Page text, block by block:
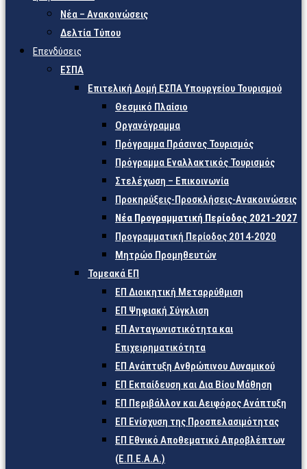
Νέα – Ανακοινώσεις
Δελτία Τύπου
Επενδύσεις
ΕΣΠΑ
Επιτελική Δομή ΕΣΠΑ Υπουργείου Τουρισμού
Θεσμικό Πλαίσιο
Οργανόγραμμα
Πρόγραμμα Πράσινος Τουρισμός
Πρόγραμμα Εναλλακτικός Τουρισμός
Στελέχωση – Επικοινωνία
Προκηρύξεις-Προσκλήσεις-Ανακοινώσεις
Νέα Προγραμματική Περίοδος 2021-2027
Προγραμματική Περίοδος 2014-2020
Μητρώο Προμηθευτών
Τομεακά ΕΠ
ΕΠ Διοικητική Μεταρρύθμιση
ΕΠ Ψηφιακή Σύγκλιση
ΕΠ Ανταγωνιστικότητα και
Επιχειρηματικότητα
ΕΠ Ανάπτυξη Ανθρώπινου Δυναμικού
ΕΠ Εκπαίδευση και Δια Βίου Μάθηση
ΕΠ Περιβάλλον και Αειφόρος Ανάπτυξη
ΕΠ Ενίσχυση της Προσπελασιμότητας
ΕΠ Εθνικό Αποθεματικό Απροβλέπτων
(Ε.Π.Ε.Α.Α.)